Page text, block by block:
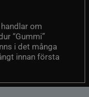
om
“Gummi”
i det många
innan första